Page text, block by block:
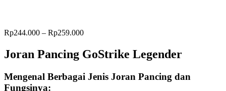
Rp244.000 – Rp259.000
Joran Pancing GoStrike Legender
Mengenal Berbagai Jenis Joran Pancing dan
Fungsinya: